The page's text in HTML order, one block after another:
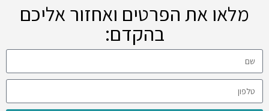
מלאו את הפרטים ואחזור אליכם
בהקדם: